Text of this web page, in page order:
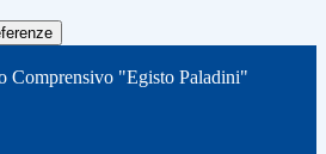
Comprensivo "Egisto Paladini"